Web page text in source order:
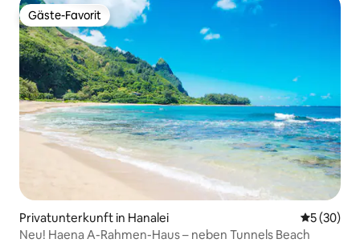
Gäste-Favorit
Gäste-Favorit
Privatunterkunft in Hanalei
5 (30)
Neu! Haena A-Rahmen-Haus – neben Tunnels Beach